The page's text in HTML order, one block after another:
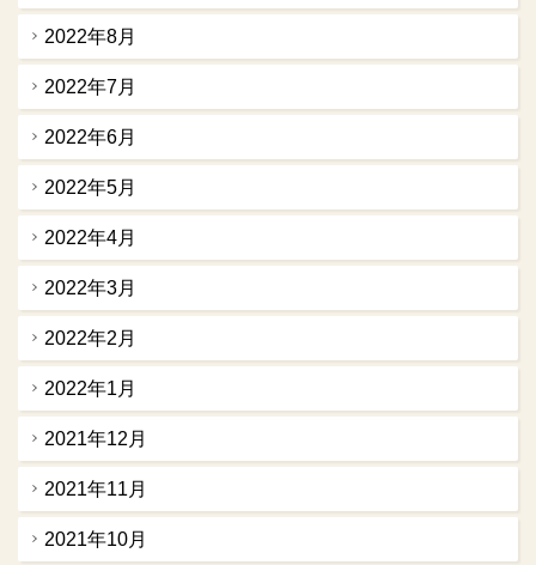
2022年8月
2022年7月
2022年6月
2022年5月
2022年4月
2022年3月
2022年2月
2022年1月
2021年12月
2021年11月
2021年10月